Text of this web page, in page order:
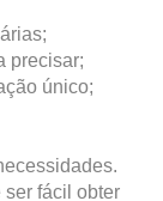
precisar;
único;
ser fácil obter